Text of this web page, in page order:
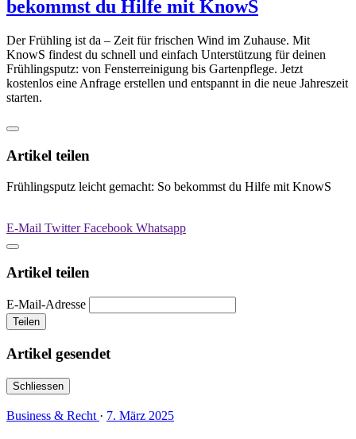
bekommst du Hilfe mit KnowS
Der Frühling ist da – Zeit für frischen Wind im Zuhause. Mit
KnowS findest du schnell und einfach Unterstützung für deinen
Frühlingsputz: von Fensterreinigung bis Gartenpflege. Jetzt
kostenlos eine Anfrage erstellen und entspannt in die neue Jahreszeit
starten.
Artikel teilen
Frühlingsputz leicht gemacht: So bekommst du Hilfe mit KnowS
E-Mail TwitterFacebook Whatsapp
Artikel teilen
E-Mail-Adresse
Teilen
Artikel gesendet
Schliessen
Business & Recht · 7. März 2025